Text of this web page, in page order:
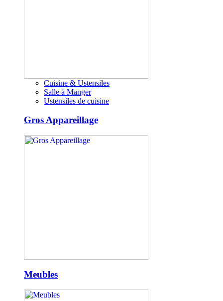
Cuisine & Ustensiles
Salle à Manger
Ustensiles de cuisine
Gros Appareillage
Meubles